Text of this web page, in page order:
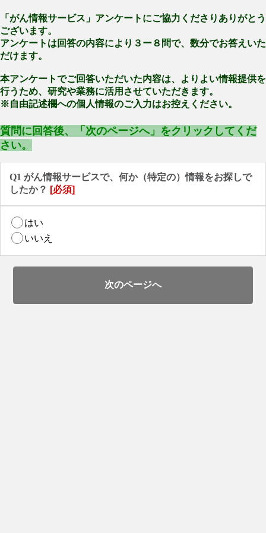
「がん情報サービス」アンケートにご協力くださりありがとう
ございます。
アンケートは回答の内容により３ー８問で、数分でお答えいた
だけます。
本アンケートでご回答いただいた内容は、よりよい情報提供を
行うため、研究や業務に活用させていただきます。
※自由記述欄への個人情報のご入力はお控えください。
質問に回答後、「次のページへ」をクリックしてくだ
さい。
Q1 がん情報サービスで、何か（特定の）情報をお探しで
したか？ [必須]
はい
いいえ